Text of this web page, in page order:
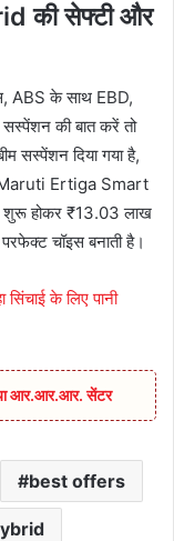
की सेफ्टी और
ABS के साथ EBD,
की बात करें तो
सस्पेंशन दिया गया है,
Maruti Ertiga Smart
शुरू होकर ₹13.03 लाख
चॉइस बनाती है।
के लिए पानी
आर.आर.आर. सेंटर
best offers